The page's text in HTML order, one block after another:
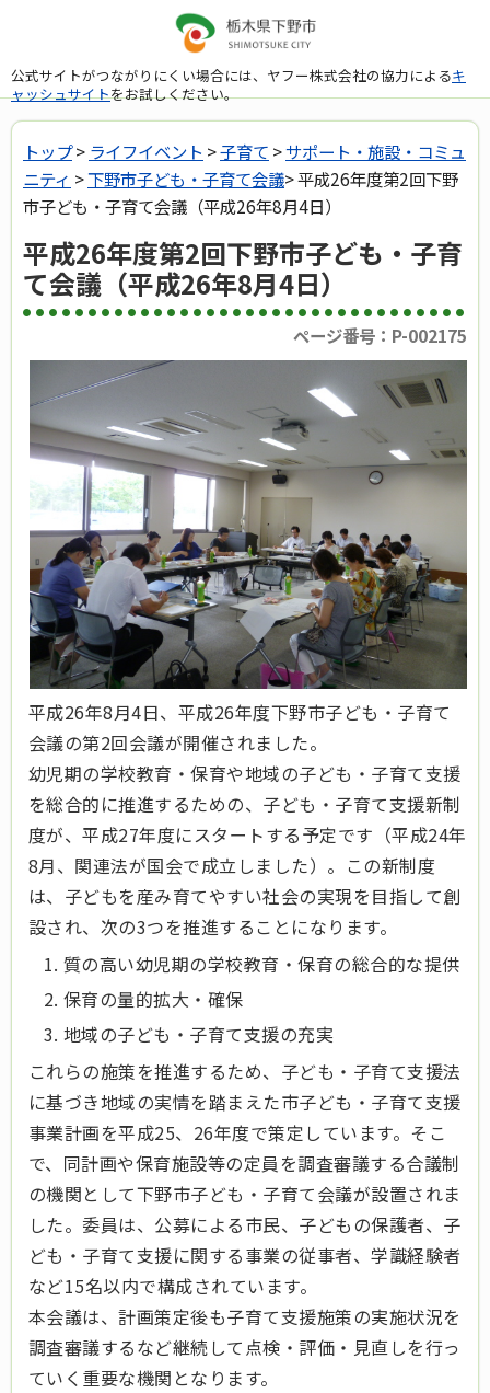
公式サイトがつながりにくい場合には、ヤフー株式会社の協力によるキ
ャッシュサイトをお試しください。
トップ> ライフイベント >子育て >サポート・施設・コミュ
ニティ >下野市子ども・子育て会議> 平成26年度第2回下野
市子ども・子育て会議（平成26年8月4日）
平成26年度第2回下野市子ども・子育
て会議（平成26年8月4日）
ページ番号：P-002175
平成26年8月4日、平成26年度下野市子ども・子育て
会議の第2回会議が開催されました。
幼児期の学校教育・保育や地域の子ども・子育て支援
を総合的に推進するための、子ども・子育て支援新制
度が、平成27年度にスタートする予定です（平成24年
8月、関連法が国会で成立しました）。この新制度
は、子どもを産み育てやすい社会の実現を目指して創
設され、次の3つを推進することになります。
質の高い幼児期の学校教育・保育の総合的な提供
保育の量的拡大・確保
地域の子ども・子育て支援の充実
これらの施策を推進するため、子ども・子育て支援法
に基づき地域の実情を踏まえた市子ども・子育て支援
事業計画を平成25、26年度で策定しています。そこ
で、同計画や保育施設等の定員を調査審議する合議制
の機関として下野市子ども・子育て会議が設置されま
した。委員は、公募による市民、子どもの保護者、子
ども・子育て支援に関する事業の従事者、学識経験者
など15名以内で構成されています。
本会議は、計画策定後も子育て支援施策の実施状況を
調査審議するなど継続して点検・評価・見直しを行っ
ていく重要な機関となります。